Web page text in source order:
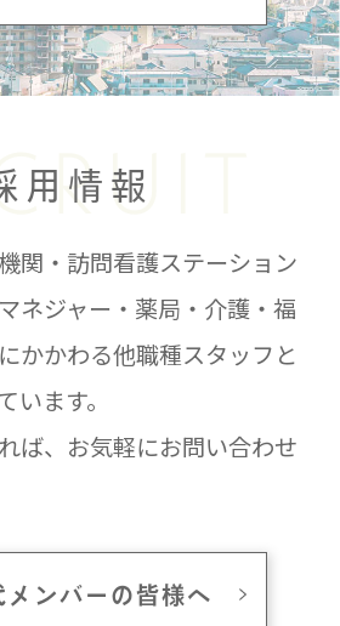
用情報
関・訪問看護ステーション
ネジャー・薬局・介護・福
かかわる他職種スタッフと
います。
ば、お気軽にお問い合わせ
メンバーの皆様へ